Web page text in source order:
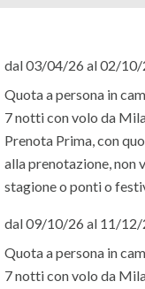
Le camere:
153 camere suddivise
quota base prevede
semplici e datate ma
Merril’s III, mentre le
recenti e confortevoli,
matrimoniali (anche in
condizionata,
e telefono. A
dal 03/04/26 al 02/10/
Quota a persona in
7 notti con volo da
Prenota Prima, con
alla prenotazione, non
stagione o ponti o
dal 09/10/26 al 11/12/
Quota a persona in
7 notti con volo da